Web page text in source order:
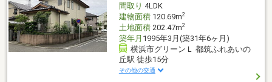
間取り 4LDK
建物面積120.69m2
土地面積202.47m2
築年月 1995年3月(築31年6ヶ月)
横浜市グリーンＬ 都筑ふれあいの
丘駅 徒歩15分
その他の交通